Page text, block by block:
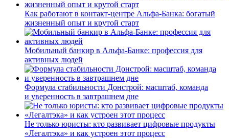
Как работают в контакт-центре Альфа-Банка: богатый
жизненный опыт и крутой старт
Мобильный банкир в Альфа-Банке: профессия для
активных людей
Формула стабильности Донстрой: масштаб, команда
и уверенность в завтрашнем дне
Не только юристы: кто развивает цифровые продукты
«Легалтэка» и как устроен этот процесс